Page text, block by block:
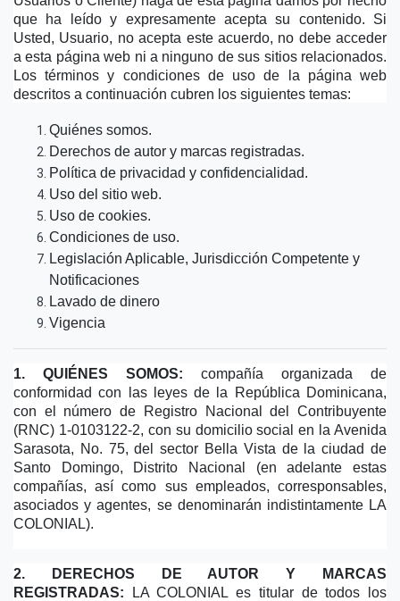
que ha leído y expresamente acepta su contenido. Si
Usted, Usuario, no acepta este acuerdo, no debe acceder
a esta página web ni a ninguno de sus sitios relacionados.
Los términos y condiciones de uso de la página web
descritos a continuación cubren los siguientes temas:
Quiénes somos.
Derechos de autor y marcas registradas.
Política de privacidad y confidencialidad.
Uso del sitio web.
Uso de cookies.
Condiciones de uso.
Legislación Aplicable, Jurisdicción Competente y
Notificaciones
Lavado de dinero
Vigencia
1. QUIÉNES SOMOS: compañía organizada de
conformidad con las leyes de la República Dominicana,
con el número de Registro Nacional del Contribuyente
(RNC) 1-0103122-2, con su domicilio social en la Avenida
Sarasota, No. 75, del sector Bella Vista de la ciudad de
Santo Domingo, Distrito Nacional (en adelante estas
compañías, así como sus empleados, corresponsables,
asociados y agentes, se denominarán indistintamente LA
COLONIAL).
2. DERECHOS DE AUTOR Y MARCAS
REGISTRADAS: LA COLONIAL es titular de todos los